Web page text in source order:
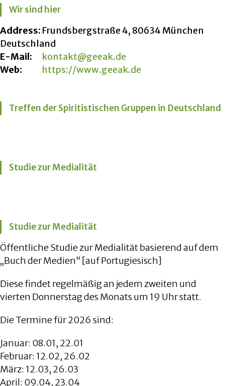
Wir sind hier
Address: Frundsbergstraße 4, 80634 München
Deutschland
E-Mail:
kontakt@geeak.de
Web:
https://www.geeak.de
Treffen der Spiritistischen Gruppen in Deutschland
Studie zur Medialität
Studie zur Medialität
Öffentliche Studie zur Medialität basierend auf dem
„Buch der Medien“ [auf Portugiesisch]
Diese findet regelmäßig an jedem zweiten und
vierten Donnerstag des Monats um 19 Uhr statt.
Die Termine für 2026 sind:
Januar: 08.01, 22.01
Februar: 12.02, 26.02
März: 12.03, 26.03
April: 09.04, 23.04